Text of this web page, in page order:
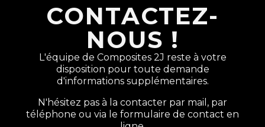
CONTACTEZ-
NOUS !
L'équipe de Composites 2J reste à votre
disposition pour toute demande
d'informations supplémentaires.
N'hésitez pas à la contacter par mail, par
téléphone ou via le formulaire de contact en